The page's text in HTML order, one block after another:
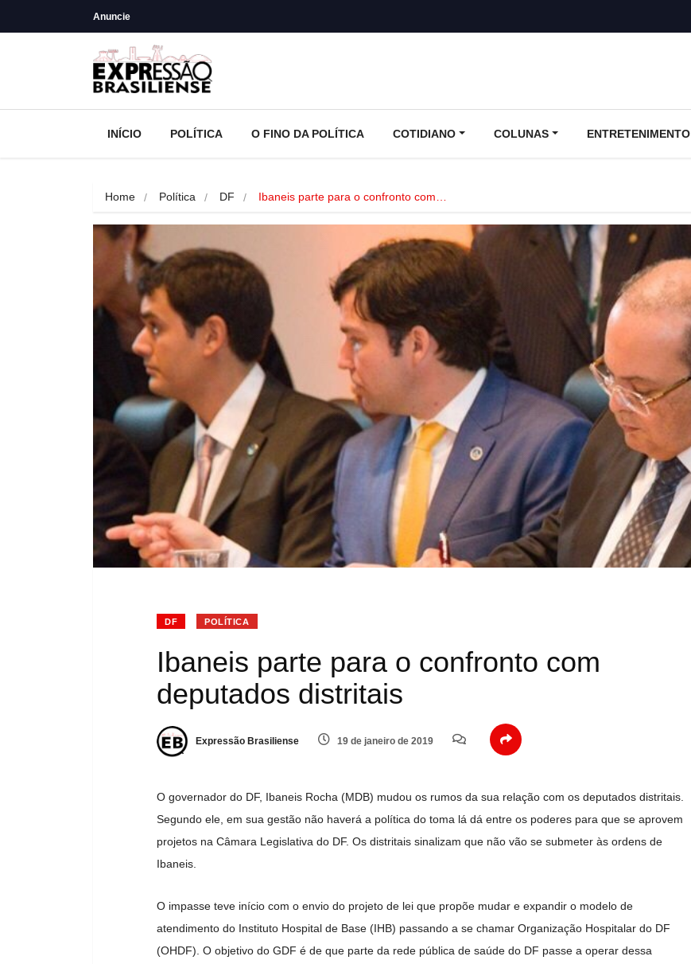
Anuncie
INÍCIO POLÍTICA O FINO DA POLÍTICA COTIDIANO COLUNAS ENTRETENIMENTO
Home Política DF Ibaneis parte para o confronto com…
DF POLÍTICA
Ibaneis parte para o confronto com
deputados distritais
Expressão Brasiliense 19 de janeiro de 2019
O governador do DF, Ibaneis Rocha (MDB) mudou os rumos da sua relação com os deputados distritais.
Segundo ele, em sua gestão não haverá a política do toma lá dá entre os poderes para que se aprovem
projetos na Câmara Legislativa do DF. Os distritais sinalizam que não vão se submeter às ordens de
Ibaneis.
O impasse teve início com o envio do projeto de lei que propõe mudar e expandir o modelo de
atendimento do Instituto Hospital de Base (IHB) passando a se chamar Organização Hospitalar do DF
(OHDF). O objetivo do GDF é de que parte da rede pública de saúde do DF passe a operar dessa